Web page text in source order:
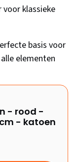
klassieke
basis voor
elementen
- rood -
- katoen